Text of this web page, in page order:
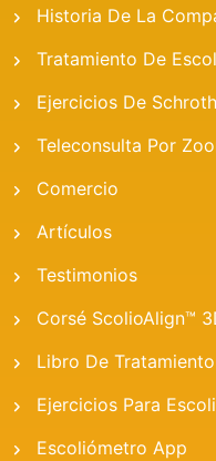
Historia De La
Tratamiento De
Ejercicios De Schroth
Teleconsulta Por
Comercio
Artículos
Testimonios
Corsé ScolioAlign™
Libro De
Ejercicios Para
Escoliómetro App